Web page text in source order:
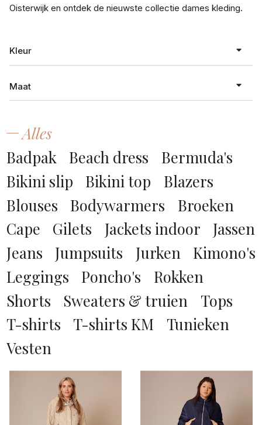
Oisterwijk en ontdek de nieuwste collectie dames kleding.
Kleur
antraciet
blauw
blauw dessin
bordeaux rood
bruin
bruin dessin
camel
COGNAC
donker bruin
donker grijs
donker groen
ecru
Maat
XXS
XS
S
M
XL
XXL
00
25
Alles
Badpak
Beach dress
Bermuda's
Bikini slip
Bikini top
Blazers
Blouses
Bodywarmers
Broeken
Cape
Gilets Jackets indoor
Jassen
Jeans
Jumpsuits Jurken
Kimono's
Leggings
Poncho's
Rokken
Shorts
Sweaters & truien
Tops
T-shirts
T-shirts KM
Tunieken
Vesten